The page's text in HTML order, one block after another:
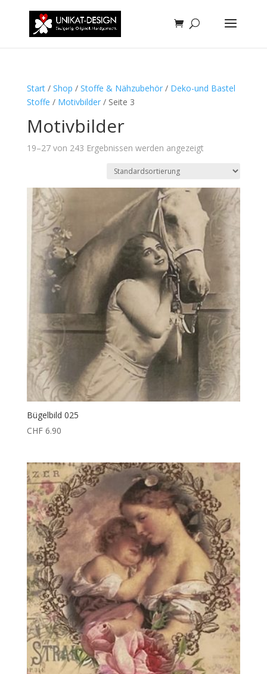
Start/ Shop / Stoffe & Nähzubehör/ Deko-und Bastel
Stoffe / Motivbilder/ Seite 3
Motivbilder
19–27 von 243 Ergebnissen werden angezeigt
Bügelbild 025
CHF6.90